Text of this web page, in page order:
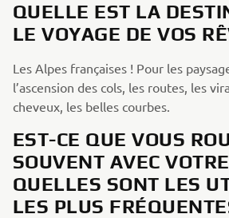
QUELLE EST LA
LE VOYAGE DE VOS
Les Alpes françaises ! Pour les
l’ascension des cols, les routes, les
cheveux, les belles courbes.
EST-CE QUE VOUS
SOUVENT AVEC
QUELLES SONT LES
LES PLUS